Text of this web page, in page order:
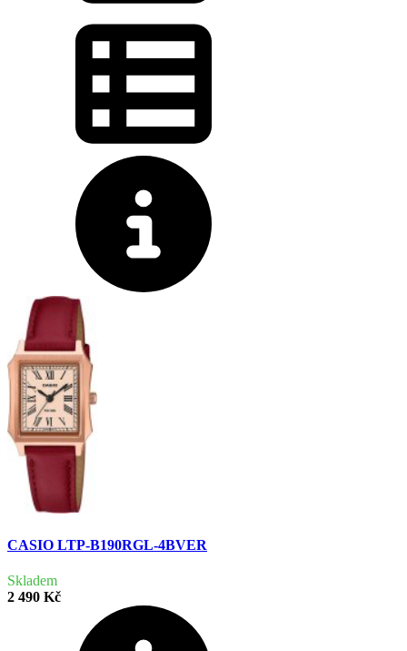
CASIO LTP-B190RGL-4BVER
Skladem
2 490 Kč